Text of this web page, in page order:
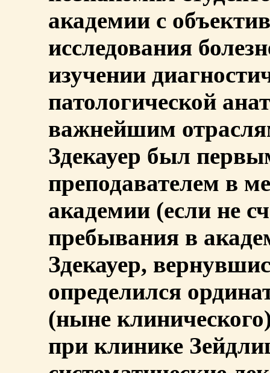
академии с
исследования
изучении
патологической
важнейшим
Здекауер был
преподавателем в
академии (если не
пребывания в
Здекауер,
определился
(ныне
при клинике